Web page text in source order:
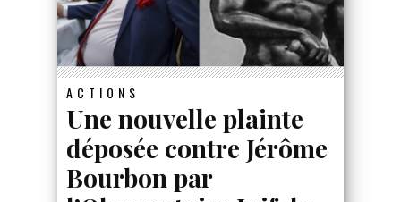
ACTIONS
Une nouvelle plainte
déposée contre Jérôme
Bourbon par